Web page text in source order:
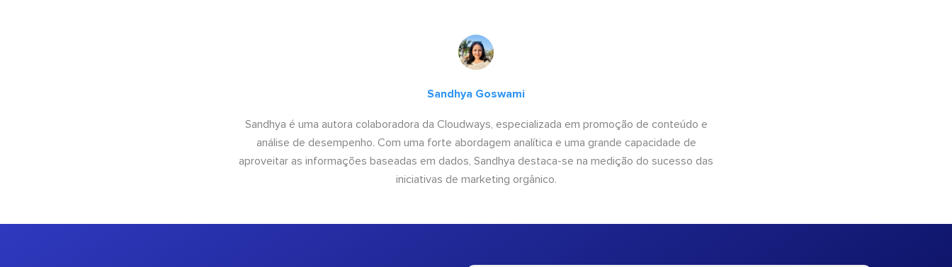
Sandhya Goswami
Sandhya é uma autora colaboradora da Cloudways, especializada em promoção de conteúdo e
análise de desempenho. Com uma forte abordagem analítica e uma grande capacidade de
aproveitar as informações baseadas em dados, Sandhya destaca-se na medição do sucesso das
iniciativas de marketing orgânico.